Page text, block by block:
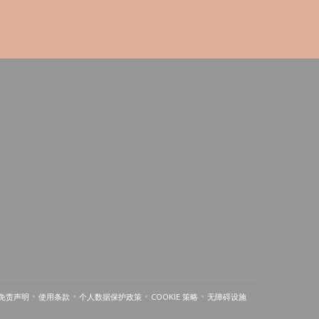
责声明((在新窗口中打开))
使用条款((在新窗口中打开))
个人数据保护政策((在新窗口中打开))
COOKIE 策略((在新窗口中打开))
无障碍设施((在新窗口中打开))